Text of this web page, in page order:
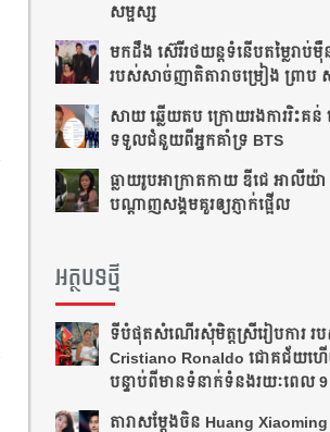
សម្ផស្ស
មក​ដឹង​ ស៊េរីរថយន្ត​ទំនើប​តម្លៃ​រាប់​ម៉ឺ
របស់​សាច់​ញាតិ​តារាចម្រៀង ​​ព្រាប សុ
សាយ ឆ្លើយតប​ ក្រោយរង​ការ​រិះគន់
ទទួលជំនួយពីអ្នកគាំទ្រ BTS
ធ្លាយ​រូប​អាក្រាត​កាយ ឌីជេ អាលីយ៉
បណ្ដាញ​សង្គម​គួរ​ឲ្យ​ភ្ញាក់​ផ្អើល
អត្ថបទថ្មី
ទីបំផុតសំណើរសុំមិត្តស្រីរៀបការ រ
Cristiano Ronaldo ជោគជ័យហ
បន្ទាប់ពីមានទំនាក់ទំនងរយៈពេល 9
តារាសម្ដែងចិន Huang Xiaoming